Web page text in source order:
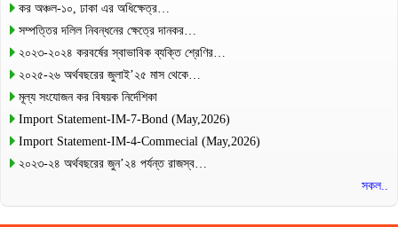
কর অঞ্চল-১০, ঢাকা এর অধিক্ষেত্র…
সম্পত্তির দলিল নিবন্ধনের ক্ষেত্রে দানকর…
২০২৩-২০২৪ করবর্ষের স্বাভাবিক ব্যক্তি শ্রেণির…
২০২৫-২৬ অর্থবছরের জুলাই’২৫ মাস থেকে…
মূল্য সংযোজন কর বিষয়ক নির্দেশিকা
Import Statement-IM-7-Bond (May,2026)
Import Statement-IM-4-Commecial (May,2026)
২০২৩-২৪ অর্থবছরের জুন’২৪ পর্যন্ত রাজস্ব…
সকল..